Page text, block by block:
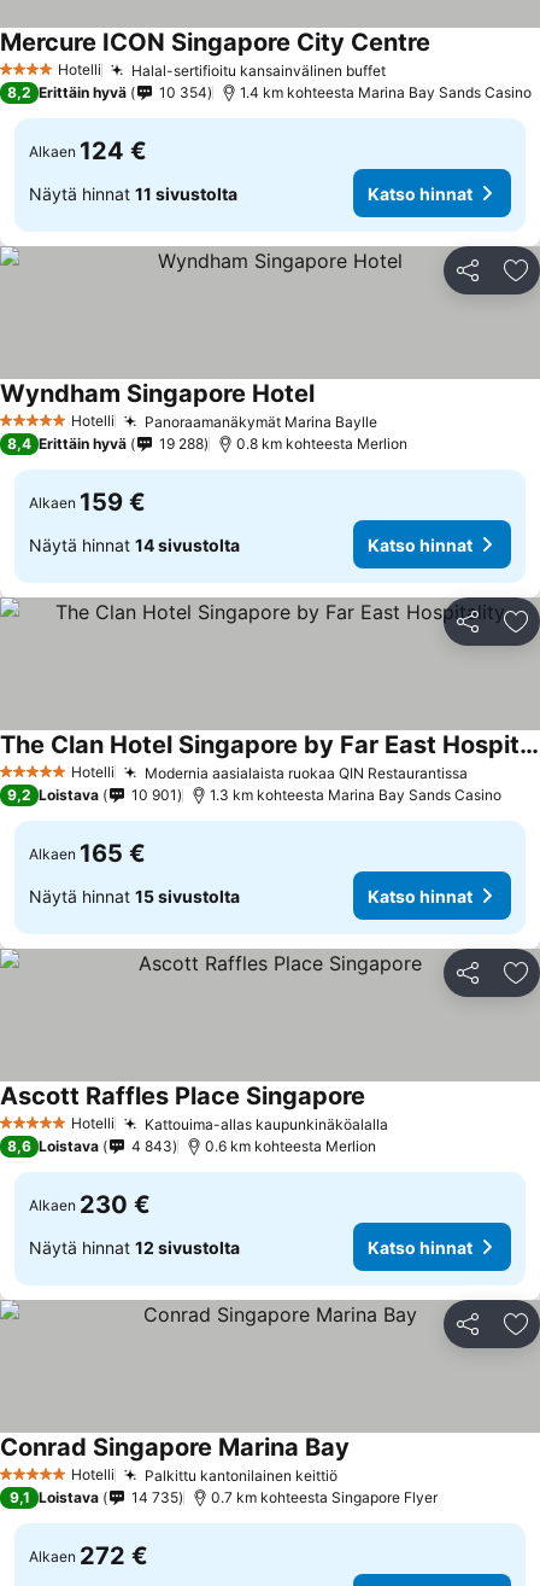
4 Tähtiluokitus
Hotelli Halal-sertifioitu kansainvälinen buffetKatso hinnat
Mercure ICON Singapore City Centre
8,2 Erittäin hyvä 10 354 1.4 km kohteesta Marina Bay Sands Casino
Alkaen 124 €
Näytä hinnat 11 sivustolta Katso hinnat
Jaa
5 Tähtiluokitus
Hotelli Panoraamanäkymät Marina BaylleKatso hinnat
Wyndham Singapore HotelKatso hinnat
8,4 Erittäin hyvä 19 288 0.8 km kohteesta Merlion
Alkaen 159 €
Näytä hinnat 14 sivustolta Katso hinnat
Jaa
5 Tähtiluokitus
Hotelli Modernia aasialaista ruokaa QIN Restaurantissa
The Clan Hotel Singapore by Far East Hospitality
Katso hinnat
9,2 Loistava 10 901 1.3 km kohteesta Marina Bay Sands Casino
Alkaen 165 €
Näytä hinnat 15 sivustolta Katso hinnat
Jaa
5 Tähtiluokitus
Hotelli Kattouima-allas kaupunkinäköalalla
Ascott Raffles Place Singapore
8,6 Loistava 4 843 0.6 km kohteesta Merlion
Alkaen 230 €
Näytä hinnat 12 sivustolta Katso hinnat
Jaa
5 Tähtiluokitus
Hotelli Palkittu kantonilainen keittiöKatso hinnat
Conrad Singapore Marina Bay
9,1 Loistava 14 735 0.7 km kohteesta Singapore Flyer
Alkaen 272 €